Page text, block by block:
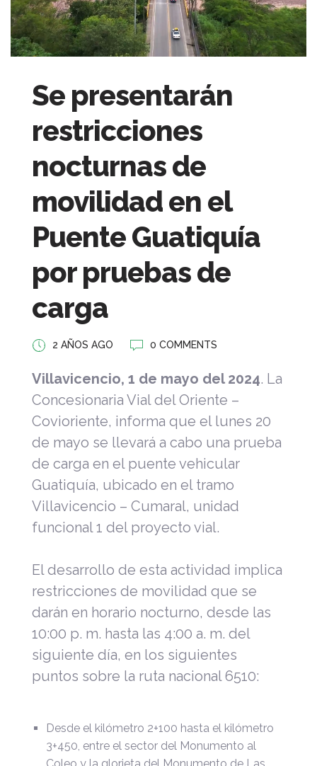
Se presentarán
restricciones
nocturnas de
movilidad en el
Puente Guatiquía
por pruebas de
carga
2 AÑOS AGO 0 COMMENTS
Villavicencio, 1 de mayo del 2024. La
Concesionaria Vial del Oriente –
Covioriente, informa que el lunes 20
de mayo se llevará a cabo una prueba
de carga en el puente vehicular
Guatiquía, ubicado en el tramo
Villavicencio – Cumaral, unidad
funcional 1 del proyecto vial.
El desarrollo de esta actividad implica
restricciones de movilidad que se
darán en horario nocturno, desde las
10:00 p. m. hasta las 4:00 a. m. del
siguiente día, en los siguientes
puntos sobre la ruta nacional 6510:
Desde el kilómetro 2+100 hasta el kilómetro
3+450, entre el sector del Monumento al
Coleo y la glorieta del Monumento de Las